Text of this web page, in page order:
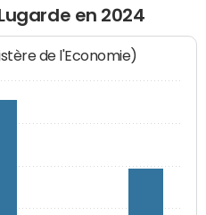
en 2024
de l'Economie)